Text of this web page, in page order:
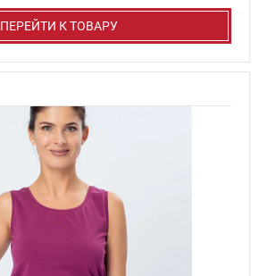
ПЕРЕЙТИ К ТОВАРУ